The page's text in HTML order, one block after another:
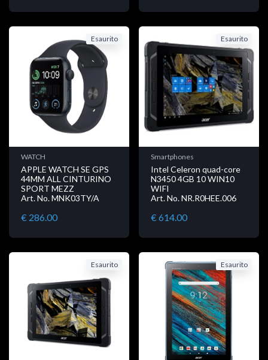
Esaurito
WATCH
APPLE WATCH SE GPS
44MM ALL CINTURINO
SPORT MEZZ
Art. No. MNK03TY/A
€ 286.00
Esaurito
Smartphones
Intel Celeron quad-core
N3450 4GB 10 WIN10
WIFI
Art. No. NR.R0HEE.006
€ 614.00
Esaurito Esaurito